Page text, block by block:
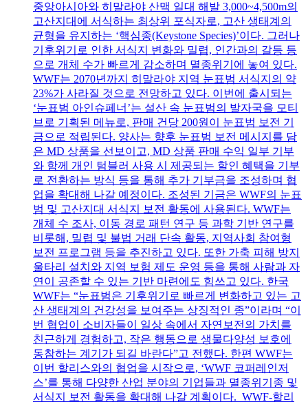
중앙아시아와 히말라야 산맥 일대 해발 3,000~4,500m의
고산지대에 서식하는 최상위 포식자로, 고산 생태계의
균형을 유지하는 ‘핵심종(Keystone Species)’이다. 그러나
기후위기로 인한 서식지 변화와 밀렵, 인간과의 갈등 등
으로 개체 수가 빠르게 감소하며 멸종위기에 놓여 있다.
WWF는 2070년까지 히말라야 지역 눈표범 서식지의 약
23%가 사라질 것으로 전망하고 있다. 이번에 출시되는
‘눈표범 아인슈페너’는 설산 속 눈표범의 발자국을 모티
브로 기획된 메뉴로, 판매 건당 200원이 눈표범 보전 기
금으로 적립된다. 양사는 향후 눈표범 보전 메시지를 담
은 MD 상품을 선보이고, MD 상품 판매 수익 일부 기부
와 함께 개인 텀블러 사용 시 제공되는 할인 혜택을 기부
로 전환하는 방식 등을 통해 추가 기부금을 조성하며 협
업을 확대해 나갈 예정이다. 조성된 기금은 WWF의 눈표
범 및 고산지대 서식지 보전 활동에 사용된다. WWF는
개체 수 조사, 이동 경로 패턴 연구 등 과학 기반 연구를
비롯해, 밀렵 및 불법 거래 단속 활동, 지역사회 참여형
보전 프로그램 등을 추진하고 있다. 또한 가축 피해 방지
울타리 설치와 지역 보험 제도 운영 등을 통해 사람과 자
연이 공존할 수 있는 기반 마련에도 힘쓰고 있다. 한국
WWF는 “눈표범은 기후위기로 빠르게 변화하고 있는 고
산 생태계의 건강성을 보여주는 상징적인 종”이라며 “이
번 협업이 소비자들이 일상 속에서 자연보전의 가치를
친근하게 경험하고, 작은 행동으로 생물다양성 보호에
동참하는 계기가 되길 바란다”고 전했다. 한편 WWF는
이번 할리스와의 협업을 시작으로, ‘WWF 코퍼레인저
스’를 통해 다양한 산업 분야의 기업들과 멸종위기종 및
서식지 보전 활동을 확대해 나갈 계획이다. WWF-할리